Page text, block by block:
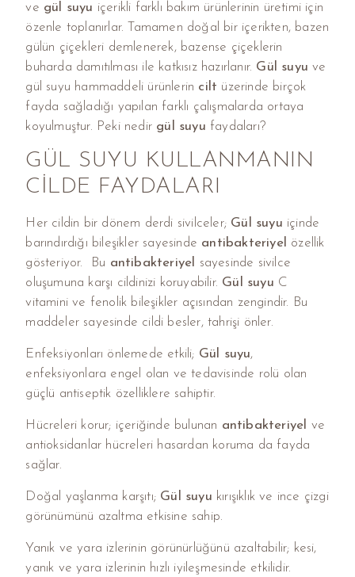
ve gül suyu içerikli farklı bakım ürünlerinin üretimi için
özenle toplanırlar. Tamamen doğal bir içerikten, bazen
gülün çiçekleri demlenerek, bazense çiçeklerin
buharda damıtılması ile katkısız hazırlanır. Gül suyu ve
gül suyu hammaddeli ürünlerin cilt üzerinde birçok
fayda sağladığı yapılan farklı çalışmalarda ortaya
koyulmuştur. Peki nedir gül suyu faydaları?
GÜL SUYU KULLANMANIN
CILDE FAYDALARI
Her cildin bir dönem derdi sivilceler; Gül suyu içinde
barındırdığı bileşikler sayesinde antibakteriyel özellik
gösteriyor. Bu antibakteriyel
sayesinde sivilce
oluşumuna karşı cildinizi koruyabilir. Gül suyu C
vitamini ve fenolik bileşikler açısından zengindir. Bu
maddeler sayesinde cildi besler, tahrişi önler.
Enfeksiyonları önlemede etkili; Gül suyu,
enfeksiyonlara engel olan ve tedavisinde rolü olan
güçlü antiseptik özelliklere sahiptir.
Hücreleri korur; içeriğinde bulunan antibakteriyel ve
antioksidanlar hücreleri hasardan koruma da fayda
sağlar.
Doğal yaşlanma karşıtı; Gül suyu kırışıklık ve ince çizgi
görünümünü azaltma etkisine sahip.
Yanık ve yara izlerinin görünürlüğünü azaltabilir; kesi,
yanık ve yara izlerinin hızlı iyileşmesinde etkilidir.